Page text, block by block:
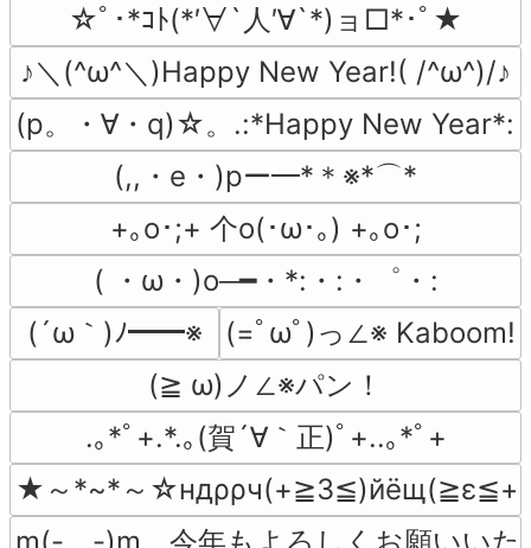
☆ﾟ･*ｺﾄ(*′∀`人′∀`*)ョ□*･ﾟ★
♪＼(^ω^＼)Happy New Year!( /^ω^)/♪
(p。・∀・q)☆。.:*Happy New
(,,・e・)pー━*＊※*⌒*
+｡ο･;+ 个o(･ω･｡) +｡ο･;
( ・ω・)o─━・*:・:・゜・:
(´ω｀)ﾉ━━※
(=ﾟωﾟ)っ∠※ Kaboom!
(≧ ω)ノ∠※パン！
.｡*ﾟ+.*.｡(賀´∀｀正)ﾟ+..｡*ﾟ+
★～*~*～